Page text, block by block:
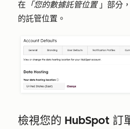
在 「您的數據託管位置 」部分
的託管位置。
檢視您的 HubSpot 訂